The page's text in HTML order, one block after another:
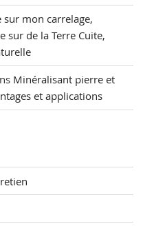
sur mon carrelage,
sur de la Terre Cuite,
Minéralisant pierre et
et applications